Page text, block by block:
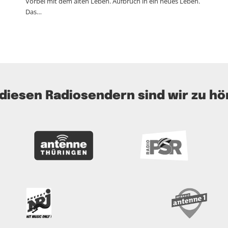
Das…
Radiosendern sind wir zu